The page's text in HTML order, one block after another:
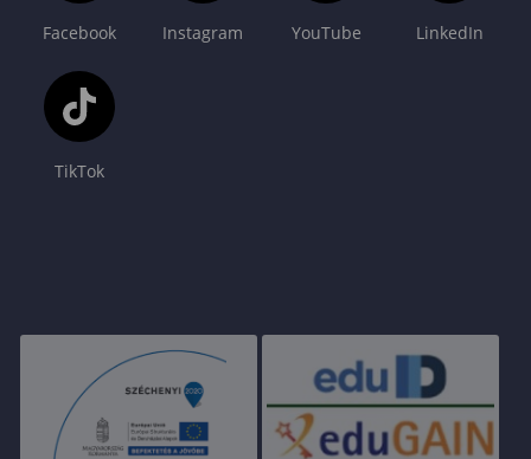
Facebook Instagram YouTube LinkedIn
TikTok